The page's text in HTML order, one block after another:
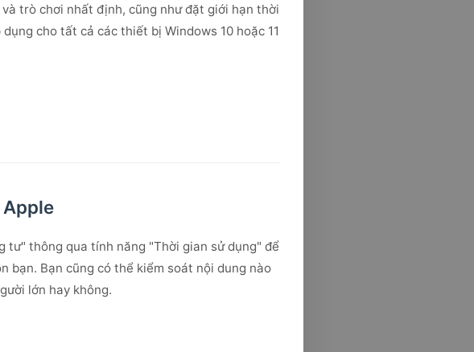
trò chơi nhất định, cũng như đặt giới hạn thời
cho tất cả các thiết bị Windows 10 hoặc 11
tư" thông qua tính năng "Thời gian sử dụng" để
bạn. Bạn cũng có thể kiểm soát nội dung nào
lớn hay không.